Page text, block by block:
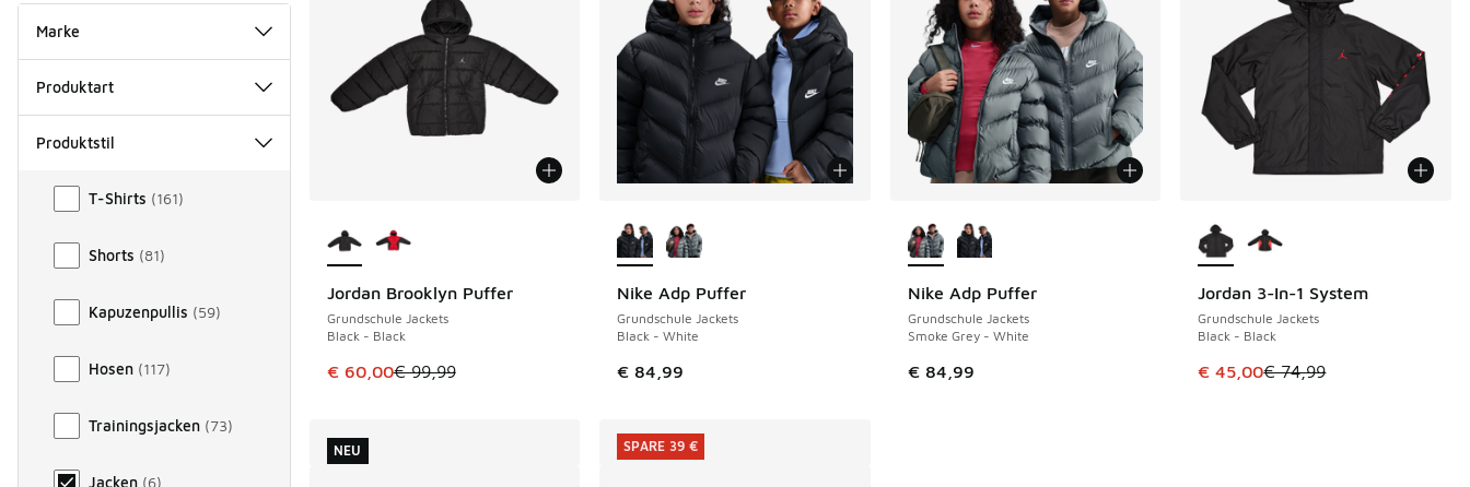
Marke
Produktart
Produktstil
Produktstil
T-Shirts (161)
Shorts (81)
Kapuzenpullis (59)
Hosen (117)
Trainingsjacken (73)
Jacken (6)
Jordan Brooklyn Puffer
Grundschule Jackets
Black - Black
Dieser Artikel ist im Sale. Der Preis ist von € 99,99 auf € 60,00 gefallen
€ 60,00€ 99,99
SPARE 39 € Nike Adp Puffer
Grundschule Jackets
Black - White
€ 84,99
Nike Adp Puffer
Grundschule Jackets
Smoke Grey - White
€ 84,99
Jordan 3-In-1 System
Grundschule Jackets
Black - Black
Dieser Artikel ist im Sale. Der
€ 45,00€ 74,99
SPARE 29 €
NEU SPARE 39 €